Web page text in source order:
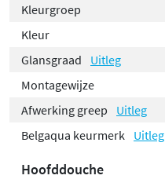
Kleurgroep
Kleur
Glansgraad
Uitleg
Montagewijze
Afwerking greep
Uitleg
Belgaqua keurmerk Uitleg
Hoofddouche